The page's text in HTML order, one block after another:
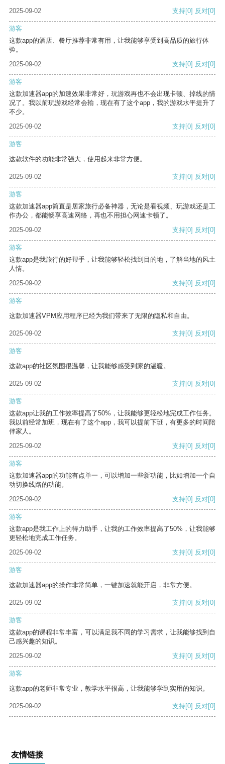
2025-09-02 支持[0] 反对[0]
游客
这款app的酒店、餐厅推荐非常有用，让我能够享受到高品质的旅行体
验。
2025-09-02
支持[0] 反对[0]
游客
这款加速器app的加速效果非常好，玩游戏再也不会出现卡顿、掉线的情
况了。我以前玩游戏经常会输，现在有了这个app，我的游戏水平提升了
不少。
2025-09-02
支持[0] 反对[0]
游客
这款软件的功能非常强大，使用起来非常方便。
2025-09-02 支持[0] 反对[0]
游客
这款加速器app简直是居家旅行必备神器，无论是看视频、玩游戏还是工
作办公，都能畅享高速网络，再也不用担心网速卡顿了。
2025-09-02
支持[0] 反对[0]
游客
这款app是我旅行的好帮手，让我能够轻松找到目的地，了解当地的风土
人情。
2025-09-02
支持[0] 反对[0]
游客
这款加速器VPM应用程序已经为我们带来了无限的隐私和自由。
2025-09-02 支持[0] 反对[0]
游客
这款app的社区氛围很温馨，让我能够感受到家的温暖。
2025-09-02 支持[0] 反对[0]
游客
这款app让我的工作效率提高了50%，让我能够更轻松地完成工作任务。
我以前经常加班，现在有了这个app，我可以提前下班，有更多的时间陪
伴家人。
2025-09-02
支持[0] 反对[0]
游客
这款加速器app的功能有点单一，可以增加一些新功能，比如增加一个自
动切换线路的功能。
2025-09-02
支持[0] 反对[0]
游客
这款app是我工作上的得力助手，让我的工作效率提高了50%，让我能够
更轻松地完成工作任务。
2025-09-02
支持[0] 反对[0]
游客
这款加速器app的操作非常简单，一键加速就能开启，非常方便。
2025-09-02 支持[0] 反对[0]
游客
这款app的课程非常丰富，可以满足我不同的学习需求，让我能够找到自
己感兴趣的知识。
2025-09-02
支持[0] 反对[0]
游客
这款app的老师非常专业，教学水平很高，让我能够学到实用的知识。
2025-09-02 支持[0] 反对[0]
友情链接